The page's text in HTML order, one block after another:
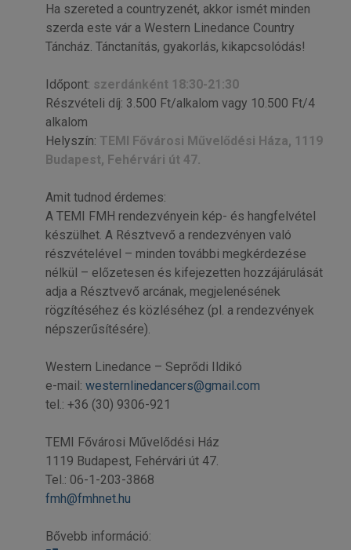
Ha szereted a countryzenét, akkor ismét minden
szerda este vár a Western Linedance Country
Táncház. Tánctanítás, gyakorlás, kikapcsolódás!
Időpont: szerdánként 18:30-21:30
Részvételi díj: 3.500 Ft/alkalom vagy 10.500 Ft/4
alkalom
Helyszín: TEMI Fővárosi Művelődési Háza, 1119
Budapest, Fehérvári út 47.
Amit tudnod érdemes:
A TEMI FMH rendezvényein kép- és hangfelvétel
készülhet. A Résztvevő a rendezvényen való
részvételével – minden további megkérdezése
nélkül – előzetesen és kifejezetten hozzájárulását
adja a Résztvevő arcának, megjelenésének
rögzítéséhez és közléséhez (pl. a rendezvények
népszerűsítésére).
Western Linedance – Seprődi Ildikó
e-mail: westernlinedancers@gmail.com
tel.: +36 (30) 9306-921
TEMI Fővárosi Művelődési Ház
1119 Budapest, Fehérvári út 47.
Tel.: 06-1-203-3868
fmh@fmhnet.hu
Bővebb információ: